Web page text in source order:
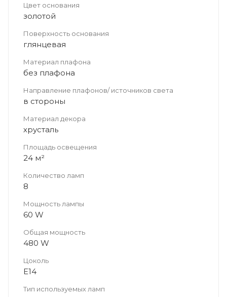
Цвет основания
золотой
Поверхность основания
глянцевая
Материал плафона
без плафона
Направление плафонов/ источников света
в стороны
Материал декора
хрусталь
Площадь освещения
24 м²
Количество ламп
8
Мощность лампы
60 W
Общая мощность
480 W
Цоколь
Е14
Тип используемых ламп